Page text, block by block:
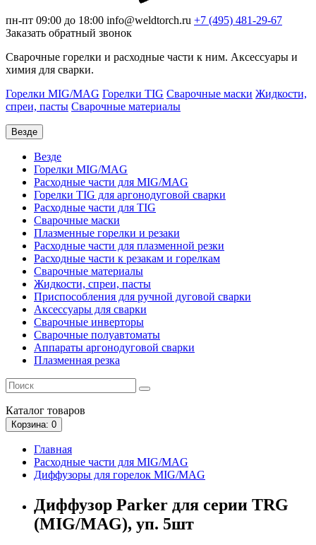
пн-пт 09:00 до 18:00 info@weldtorch.ru +7 (495) 481-29-67
Заказать обратный звонок
Сварочные горелки и расходные части к ним. Аксессуары и
химия для сварки.
Горелки MIG/MAG Горелки TIG Сварочные маски Жидкости,
спреи, пасты Сварочные материалы
Везде
Везде
Горелки MIG/MAG
Расходные части для MIG/MAG
Горелки TIG для аргонодуговой сварки
Расходные части для TIG
Сварочные маски
Плазменные горелки и резаки
Расходные части для плазменной резки
Расходные части к резакам и горелкам
Сварочные материалы
Жидкости, спреи, пасты
Приспособления для ручной дуговой сварки
Аксессуары для сварки
Сварочные инверторы
Сварочные полуавтоматы
Аппараты аргонодуговой сварки
Плазменная резка
Каталог товаров
Корзина: 0
Главная
Расходные части для MIG/MAG
Диффузоры для горелок MIG/MAG
Диффузор Parker для серии TRG
(MIG/MAG), уп. 5шт